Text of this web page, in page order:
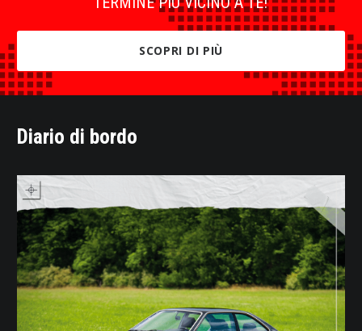
SCOPRI DI PIÙ
Diario di bordo